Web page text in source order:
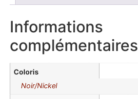
Informations
complémentaires
Coloris
Noir/Nickel